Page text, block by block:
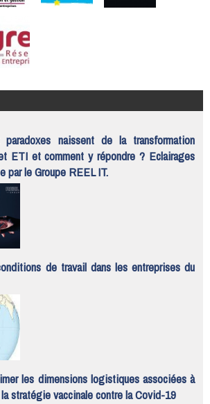
naissent de la transformation
ETI et comment y répondre ? Eclairages
par le Groupe REEL IT.
de travail dans les entreprises du
les dimensions logistiques associées à
stratégie vaccinale contre la Covid-19